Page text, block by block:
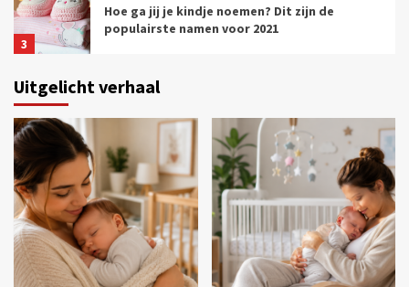
3
Hoe ga jij je kindje noemen? Dit zijn de
populairste namen voor 2021
4
Tips Zwangerschap
zwangerschapsfabels
5
Zwangerschap
Hoe kies je de perfecte babynaam?
Uitgelicht verhaal